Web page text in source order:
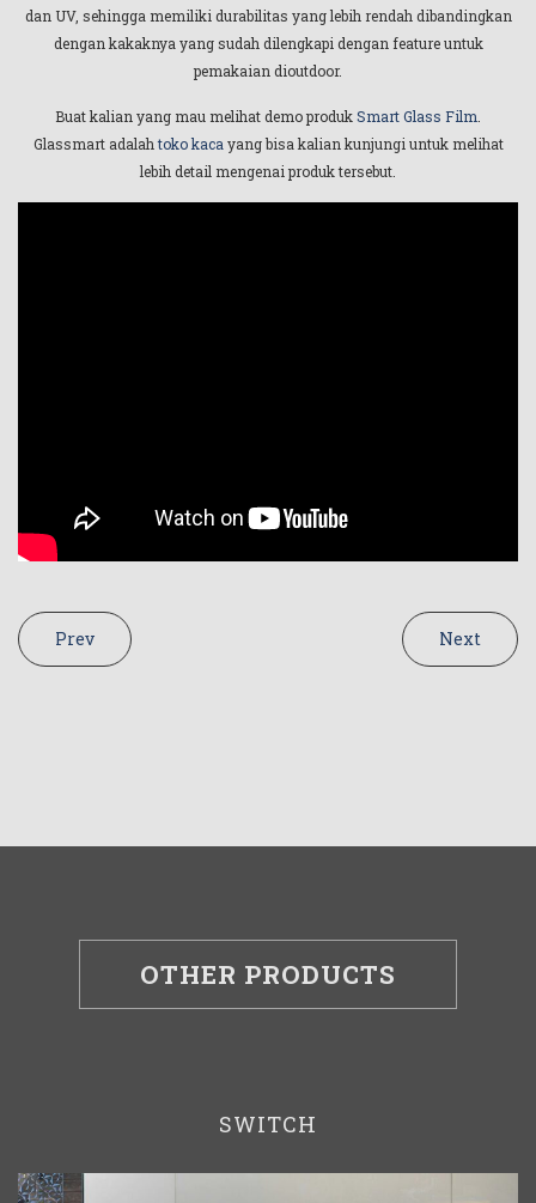
dan UV, sehingga memiliki durabilitas yang lebih rendah dibandingkan
dengan kakaknya yang sudah dilengkapi dengan feature untuk
pemakaian dioutdoor.
Buat kalian yang mau melihat demo produkSmart Glass Film
Glassmart adalahtoko kaca yang bisa kalian kunjungi untuk melihat
lebih detail mengenai produk tersebut.
Prev Next
OTHER PRODUCTS
SWITCH